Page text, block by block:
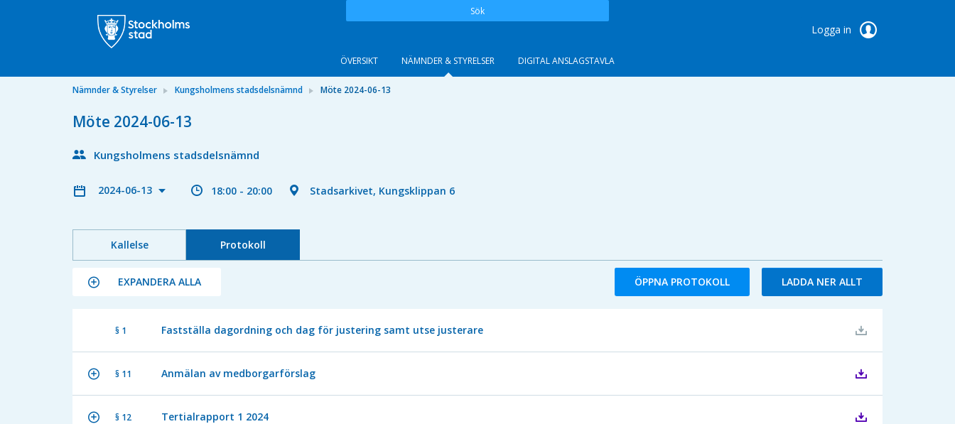
Sök
Logga in
ÖVERSIKT NÄMNDER & STYRELSER DIGITAL ANSLAGSTAVLA
Nämnder & Styrelser Kungsholmens stadsdelsnämnd Möte 2024-06-13
Möte 2024-06-13
Kungsholmens stadsdelsnämnd
2024-06-13 18:00 - 20:00 Stadsarkivet, Kungsklippan 6
Kallelse Protokoll
EXPANDERA ALLA ÖPPNA PROTOKOLL LADDA NER ALLT
§ 1 Fastställa dagordning och dag för justering samt utse justerare
§ 11 Anmälan av medborgarförslag
§ 12 Tertialrapport 1 2024